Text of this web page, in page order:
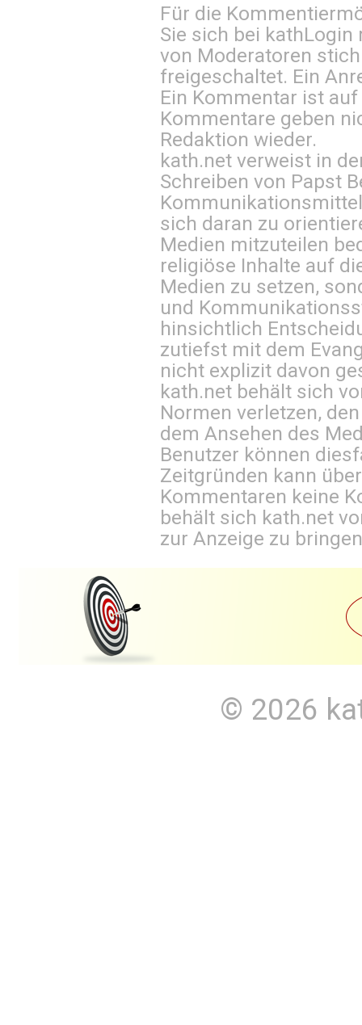
Für die
Sie sich bei kathLogin
von Moderatoren
freigeschaltet. Ein
Ein Kommentar ist
Kommentare geben
Redaktion wieder.
kath.net verweist in
Schreiben von Papst
sich daran zu
Medien mitzuteilen
religiöse Inhalte auf
Medien zu setzen,
und
hinsichtlich
zutiefst mit dem
nicht explizit davon
kath.net behält sich
Normen verletzen,
dem Ansehen des
Benutzer können
Zeitgründen kann
Kommentaren keine
behält sich kath.net
zur Anzeige zu
© 2026